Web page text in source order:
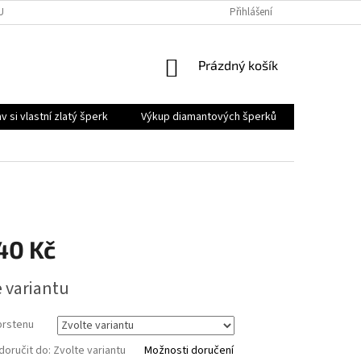
OD SMLOUVY PODMÍNKY OCHRANY
Přihlášení
NÁKUPNÍ
Prázdný košík
si vlastní zlatý šperk Výkup diamantových šperků
Kč
variantu
do: Zvolte variantu Možnosti doručení